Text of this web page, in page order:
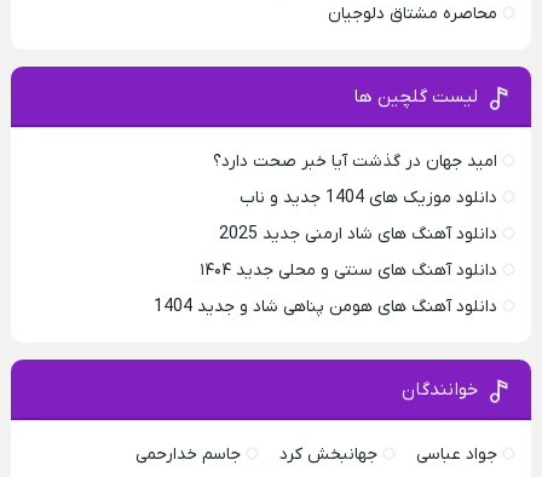
محاصره مشتاق دلوجیان
لیست گلچین ها
امید جهان در گذشت آیا خبر صحت دارد؟
دانلود موزیک های 1404 جدید و ناب
دانلود آهنگ های شاد ارمنی جدید 2025
دانلود آهنگ های سنتی و محلی جدید ۱۴۰۴
دانلود آهنگ های هومن پناهی شاد و جدید 1404
خوانندگان
جواد عباسی جهانبخش کرد
جاسم خدارحمی